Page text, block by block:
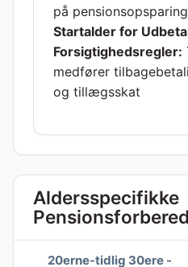
på
Startalder for
Forsigtighedsregler:
medfører
og tillægsskat
Aldersspecifikke
20erne-tidlig 30ere -